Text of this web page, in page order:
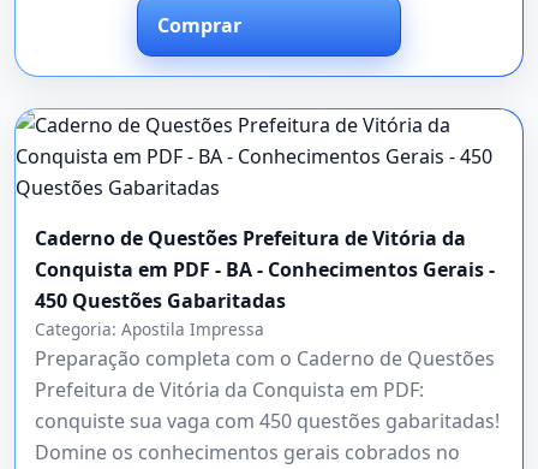
Comprar
Caderno de Questões Prefeitura de Vitória da
Conquista em PDF - BA - Conhecimentos Gerais -
450 Questões Gabaritadas
Categoria: Apostila Impressa
Preparação completa com o Caderno de Questões
Prefeitura de Vitória da Conquista em PDF:
conquiste sua vaga com 450 questões gabaritadas!
Domine os conhecimentos gerais cobrados no